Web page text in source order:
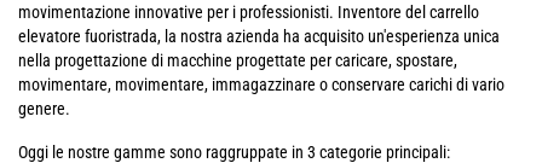
movimentazione innovative per i professionisti. Inventore del carrello
elevatore fuoristrada, la nostra azienda ha acquisito un'esperienza unica
nella progettazione di macchine progettate per caricare, spostare,
movimentare, movimentare, immagazzinare o conservare carichi di vario
genere.
Oggi le nostre gamme sono raggruppate in 3 categorie principali: